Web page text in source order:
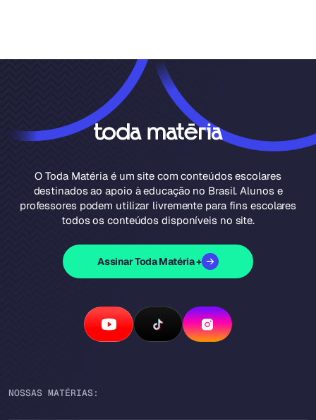
O Toda Matéria é um site com conteúdos escolares
destinados ao apoio à educação no Brasil. Alunos e
professores podem utilizar livremente para fins escolares
todos os conteúdos disponíveis no site.
Assinar Toda Matéria +
NOSSAS MATÉRIAS: